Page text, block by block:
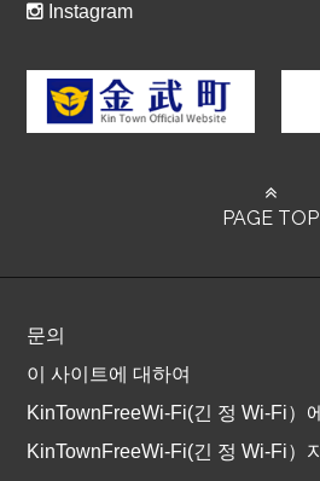
Instagram
PAGE TOP
문의
이 사이트에 대하여
KinTownFreeWi-Fi(긴 정 Wi-Fi）
KinTownFreeWi-Fi(긴 정 Wi-Fi）